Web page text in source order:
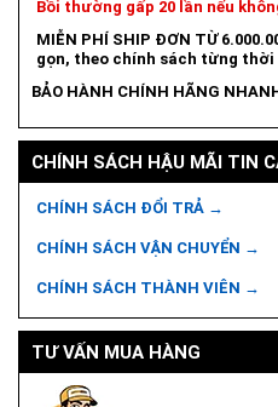
Bồi thường gấp 20 lần nếu
MIỄN PHÍ SHIP ĐƠN TỪ
gọn, theo chính sách từng thời
BẢO HÀNH CHÍNH HÃNG
CHÍNH SÁCH HẬU MÃI TIN
CHÍNH SÁCH ĐỔI TRẢ →
CHÍNH SÁCH VẬN CHUYỂN →
CHÍNH SÁCH THÀNH VIÊN →
TƯ VẤN MUA HÀNG